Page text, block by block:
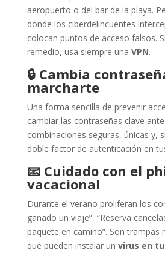
aeropuerto o del bar de la playa.
donde los ciberdelincuentes
colocan puntos de acceso falsos.
remedio, usa siempre una VPN.
🔒Cambia
marcharte
Una forma sencilla de prevenir
cambiar las contraseñas clave
combinaciones seguras, únicas y,
doble factor de autenticación en
📧Cuidado con el
vacacional
Durante el verano proliferan los
ganado un viaje”, “Reserva
paquete en camino”. Son trampas
que pueden instalar un virus en